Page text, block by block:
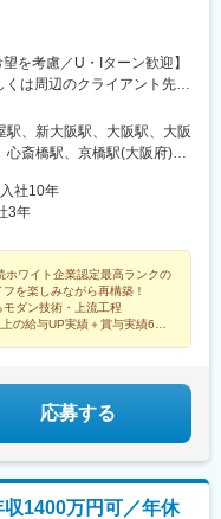
ですが26年度10月ごろを目
も変わってきますが、顧客
テムの企画構想段階から携
ロジェクトに携わりたい方
などの上流工程の推進
）へのクラウドリフト・
ロジェクトの推進
週1回程度と想定しておりま
能性もございます。（月1
を考慮／U・Iターン歓迎】
は周辺のクライアント先※
島区福島5-1-12阪神福島駅
京支社／東京都港区港南1-
」徒歩3分・名古屋支社／
・東京・神奈川・埼玉・千
イアント先は通勤時間を
広島など、本社がある関西
います。経験・スキルが豊
）Java/Js/SQLなどを用いて
方★沖縄オフィスを開設予
バーとして中核になるチャ
、新大阪駅、大阪駅、大阪
斎橋駅、京橋駅(大阪府)、
横浜駅、川崎駅、福島駅(大
近鉄名古屋駅、西中島南方
七条駅、二重橋前駅、新宿
大崎広小路駅、汐留駅、新
名古屋駅、南方駅(大阪府)、
パーク駅、なんば駅(南海
)、新宿駅(東京メトロ)、東
社10年
3年
ホワイト企業認定最高ランクの
を楽しみながら再構築！
ダン技術・上流工程
の給与UP実績＋賞与実績6ヶ
応募する
1400万円可／年休